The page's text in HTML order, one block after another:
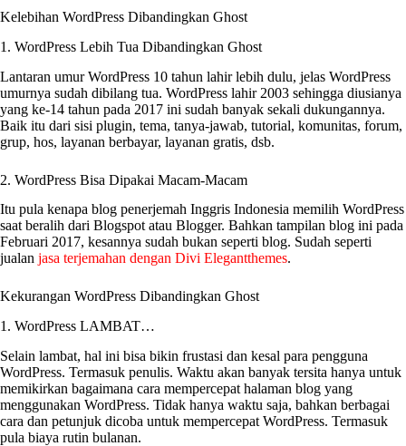
Kelebihan WordPress Dibandingkan Ghost
1. WordPress Lebih Tua Dibandingkan Ghost
Lantaran umur WordPress 10 tahun lahir lebih dulu, jelas WordPress
umurnya sudah dibilang tua. WordPress lahir 2003 sehingga diusianya
yang ke-14 tahun pada 2017 ini sudah banyak sekali dukungannya.
Baik itu dari sisi plugin, tema, tanya-jawab, tutorial, komunitas, forum,
grup, hos, layanan berbayar, layanan gratis, dsb.
2. WordPress Bisa Dipakai Macam-Macam
Itu pula kenapa blog penerjemah Inggris Indonesia memilih WordPress
saat beralih dari Blogspot atau Blogger. Bahkan tampilan blog ini pada
Februari 2017, kesannya sudah bukan seperti blog. Sudah seperti
jualan jasa terjemahan dengan Divi Elegantthemes.
Kekurangan WordPress Dibandingkan Ghost
1. WordPress LAMBAT…
Selain lambat, hal ini bisa bikin frustasi dan kesal para pengguna
WordPress. Termasuk penulis. Waktu akan banyak tersita hanya untuk
memikirkan bagaimana cara mempercepat halaman blog yang
menggunakan WordPress. Tidak hanya waktu saja, bahkan berbagai
cara dan petunjuk dicoba untuk mempercepat WordPress. Termasuk
pula biaya rutin bulanan.